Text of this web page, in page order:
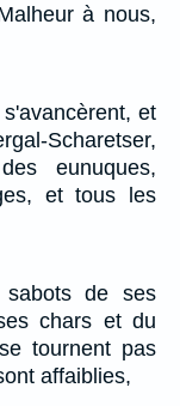
à nous,
et
Scharetser,
eunuques,
et tous les
sabots de ses
chars et du
tournent pas
affaiblies,